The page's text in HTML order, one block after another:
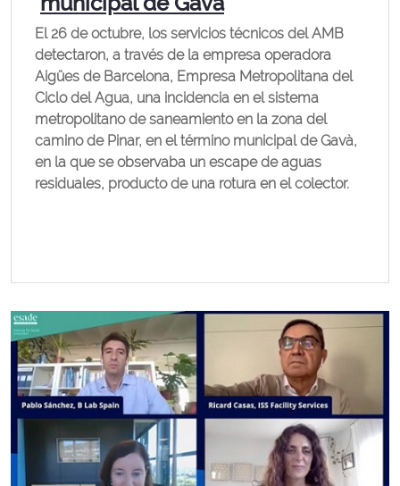
El 26 de octubre, los servicios técnicos del AMB
detectaron, a través de la empresa operadora
Aigües de Barcelona, ​​Empresa Metropolitana del
Ciclo del Agua, una incidencia en el sistema
metropolitano de saneamiento en la zona del
camino de Pinar, en el término municipal de Gavà,
en la que se observaba un escape de aguas
residuales, producto de una rotura en el colector.